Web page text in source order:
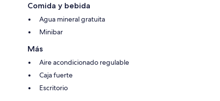
Comida y bebida
Agua mineral gratuita
Minibar
Más
Aire acondicionado regulable
Caja fuerte
Escritorio